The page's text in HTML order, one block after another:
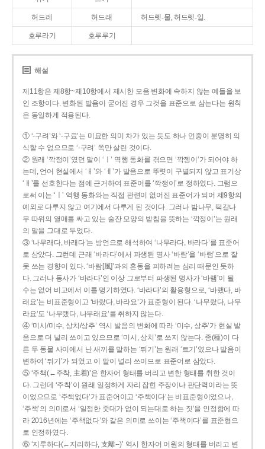
허드레 허드래 허드렛-물, 허드렛-일.
호루라기 호루루기
해설
제11항은 제8항~제10항에서 제시한 모음 변화에 속하지 않는 예들을 보
인 조항이다. 변화된 발음이 굳어진 경우 그것을 표준으로 삼는다는 원칙
은 동일하게 적용된다.
① ‘-구려’와 ‘-구료’는 미묘한 의미 차가 있는 듯도 하나 언중이 분명히 의
식할 수 없으므로 ‘-구려’ 쪽만 살린 것이다.
② 원래 ‘깍정이’였던 말이 ‘ㅣ’ 역행 동화를 겪으면 ‘깍젱이’가 되어야 하
는데, 언어 현실에서 ‘ㅐ’와 ‘ㅔ’가 발음으로 뚜렷이 구별되지 않고 표기상
‘ㅐ’를 선호한다는 점에 근거하여 표준어를 ‘깍쟁이’로 정하였다. 그럼으
로써 이는 ‘ㅣ’ 역행 동화와는 직접 관련이 없어진 표준어가 되어 제9항의
예외로 다루지 않고 여기에서 다루게 된 것이다. 그러나 밤나무, 떡갈나
무 따위의 열매를 싸고 있는 술잔 모양의 받침을 뜻하는 ‘깍정이’는 원래
의 말을 그대로 두었다.
③ ‘나무래다, 바래다’는 방언으로 해석하여 ‘나무라다, 바라다’를 표준어
로 삼았다. 그런데 근래 ‘바라다’에서 파생된 명사 ‘바람’을 ‘바램’으로 잘
못 쓰는 경향이 있다. ‘바람[風]’과의 혼동을 피하려는 심리 때문인 듯하
다. 그러나 동사가 ‘바라다’인 이상 그로부터 파생된 명사가 ‘바램’이 될
수는 없어 비고에서 이를 명기하였다. ‘바라다’의 활용형으로, ‘바랬다, 바
래요’는 비표준형이고 ‘바랐다, 바라요’가 표준형이 된다. ‘나무랐다, 나무
라요’도 ‘나무랬다, 나무래요’를 취하지 않는다.
④ ‘미시/미수, 상치/상추’ 역시 발음의 변화에 따라 ‘미수, 상추’가 현실 발
음으로 더 널리 쓰이고 있으므로 ‘미시, 상치’로 쓰지 않는다. 종(種)이 다
른 두 동물 사이에서 난 새끼를 말하는 ‘튀기’는 원래 ‘트기’였으나 발음이
변하여 ‘튀기’가 되었고 이 말이 널리 쓰이므로 표준어로 삼았다.
⑤ ‘주책(←주착, 主着)’은 한자어 형태를 버리고 변한 형태를 취한 것이
다. 그런데 ‘주착’이 원래 일정하게 자리 잡힌 주장이나 판단력이라는 뜻
이었으므로 ‘주책없다’가 표준어이고 ‘주책이다’는 비표준형이었으나,
‘주책’의 의미로서 ‘일정한 줏대가 없이 되는대로 하는 짓’을 인정함에 따
라 2016년에는 ‘주책없다’와 같은 의미로 쓰이는 ‘주책이다’를 표준형으
로 인정하였다.
⑥ ‘지루하다(←지리하다, 支離--)’ 역시 한자어 어원의 형태를 버리고 변